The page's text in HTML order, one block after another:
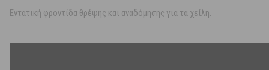
Εντατική φροντίδα θρέψης και αναδόμησης για τα χείλη.